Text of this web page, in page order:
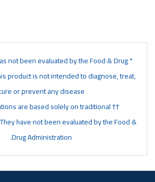
not been evaluated by the Food & Drug
product is not intended to diagnose, treat,
or prevent any disease.
are based solely on traditional
have not been evaluated by the Food &
Drug Administration.